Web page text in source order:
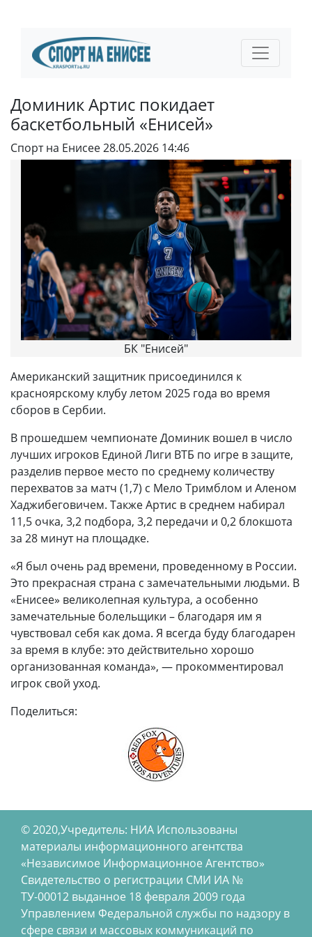
Доминик Артис покидает
баскетбольный «Енисей»
Спорт на Енисее28.05.2026 14:46
БК "Енисей"
Американский защитник присоединился к
красноярскому клубу летом 2025 года во время
сборов в Сербии.
В прошедшем чемпионате Доминик вошел в число
лучших игроков Единой Лиги ВТБ по игре в защите,
разделив первое место по среднему количеству
перехватов за матч (1,7) с Мело Тримблом и Аленом
Хаджибеговичем. Также Артис в среднем набирал
11,5 очка, 3,2 подбора, 3,2 передачи и 0,2 блокшота
за 28 минут на площадке.
«Я был очень рад времени, проведенному в России.
Это прекрасная страна с замечательными людьми. В
«Енисее» великолепная культура, а особенно
замечательные болельщики – благодаря им я
чувствовал себя как дома. Я всегда буду благодарен
за время в клубе: это действительно хорошо
организованная команда», — прокомментировал
игрок свой уход.
Поделиться:
© 2020,Учредитель: НИА Использованы
материалы информационного агентства
«Независимое Информационное Агентство»
Свидетельство о регистрации СМИ ИА №
ТУ-00012 выданное 18 февраля 2009 года
Управлением Федеральной службы по надзору в
сфере связи и массовых коммуникаций по